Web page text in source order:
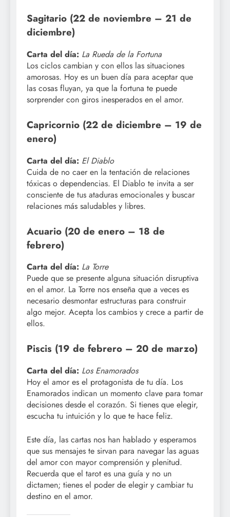
Sagitario (22 de noviembre – 21 de
diciembre)
Carta del día: La Rueda de la Fortuna
Los ciclos cambian y con ellos las situaciones
amorosas. Hoy es un buen día para aceptar que
las cosas fluyan, ya que la fortuna te puede
sorprender con giros inesperados en el amor.
Capricornio (22 de diciembre – 19 de
enero)
Carta del día: El Diablo
Cuida de no caer en la tentación de relaciones
tóxicas o dependencias. El Diablo te invita a ser
consciente de tus ataduras emocionales y buscar
relaciones más saludables y libres.
Acuario (20 de enero – 18 de
febrero)
Carta del día: La Torre
Puede que se presente alguna situación disruptiva
en el amor. La Torre nos enseña que a veces es
necesario desmontar estructuras para construir
algo mejor. Acepta los cambios y crece a partir de
ellos.
Piscis (19 de febrero – 20 de marzo)
Carta del día: Los Enamorados
Hoy el amor es el protagonista de tu día. Los
Enamorados indican un momento clave para tomar
decisiones desde el corazón. Si tienes que elegir,
escucha tu intuición y lo que te hace feliz.
Este día, las cartas nos han hablado y esperamos
que sus mensajes te sirvan para navegar las aguas
del amor con mayor comprensión y plenitud.
Recuerda que el tarot es una guía y no un
dictamen; tienes el poder de elegir y cambiar tu
destino en el amor.